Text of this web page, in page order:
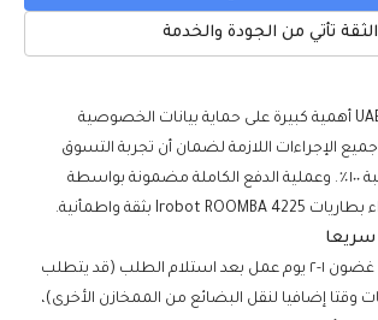
الثقة تأتي من الجودة والخدمة
يعلق موقع UAEBattery أهمية كبيرة على حماية بيانات الخصوصية
الإجراءات اللازمة لضمان أن تجربة التسوق
الخاصة بك آمنة بنسبة ١٠٠٪. وعملية الدفع الكاملة مضمونة بواسطة
سريعا
نعد بإرسال الطرد في غضون ١-٢ يوم عمل بعد استلام الطلب (قد يتطلب
وقتا إضافيا لنقل البضائع من الممخازن الأخرى)،